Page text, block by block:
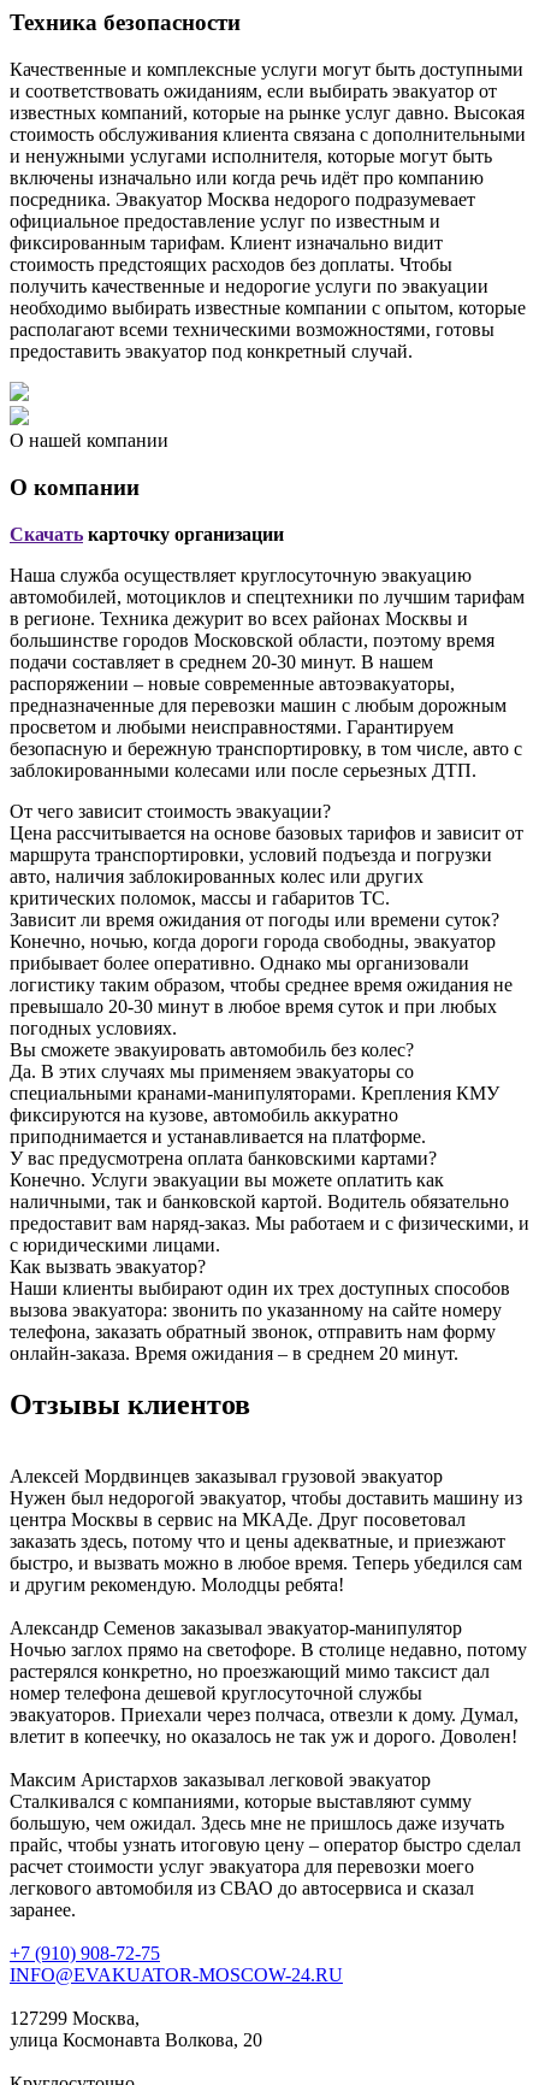
Техника безопасности
Качественные и комплексные услуги могут быть доступными
и соответствовать ожиданиям, если выбирать эвакуатор от
известных компаний, которые на рынке услуг давно. Высокая
стоимость обслуживания клиента связана с дополнительными
и ненужными услугами исполнителя, которые могут быть
включены изначально или когда речь идёт про компанию
посредника. Эвакуатор Москва недорого подразумевает
официальное предоставление услуг по известным и
фиксированным тарифам. Клиент изначально видит
стоимость предстоящих расходов без доплаты. Чтобы
получить качественные и недорогие услуги по эвакуации
необходимо выбирать известные компании с опытом, которые
располагают всеми техническими возможностями, готовы
предоставить эвакуатор под конкретный случай.
О нашей компании
О компании
Скачать карточку организации
Наша служба осуществляет круглосуточную эвакуацию
автомобилей, мотоциклов и спецтехники по лучшим тарифам
в регионе. Техника дежурит во всех районах Москвы и
большинстве городов Московской области, поэтому время
подачи составляет в среднем 20-30 минут. В нашем
распоряжении – новые современные автоэвакуаторы,
предназначенные для перевозки машин с любым дорожным
просветом и любыми неисправностями. Гарантируем
безопасную и бережную транспортировку, в том числе, авто с
заблокированными колесами или после серьезных ДТП.
От чего зависит стоимость эвакуации?
Цена рассчитывается на основе базовых тарифов и зависит от
маршрута транспортировки, условий подъезда и погрузки
авто, наличия заблокированных колес или других
критических поломок, массы и габаритов ТС.
Зависит ли время ожидания от погоды или времени суток?
Конечно, ночью, когда дороги города свободны, эвакуатор
прибывает более оперативно. Однако мы организовали
логистику таким образом, чтобы среднее время ожидания не
превышало 20-30 минут в любое время суток и при любых
погодных условиях.
Вы сможете эвакуировать автомобиль без колес?
Да. В этих случаях мы применяем эвакуаторы со
специальными кранами-манипуляторами. Крепления КМУ
фиксируются на кузове, автомобиль аккуратно
приподнимается и устанавливается на платформе.
У вас предусмотрена оплата банковскими картами?
Конечно. Услуги эвакуации вы можете оплатить как
наличными, так и банковской картой. Водитель обязательно
предоставит вам наряд-заказ. Мы работаем и с физическими, и
с юридическими лицами.
Как вызвать эвакуатор?
Наши клиенты выбирают один их трех доступных способов
вызова эвакуатора: звонить по указанному на сайте номеру
телефона, заказать обратный звонок, отправить нам форму
онлайн-заказа. Время ожидания – в среднем 20 минут.
Отзывы клиентов
Алексей Мордвинцев заказывал грузовой эвакуатор
Нужен был недорогой эвакуатор, чтобы доставить машину из
центра Москвы в сервис на МКАДе. Друг посоветовал
заказать здесь, потому что и цены адекватные, и приезжают
быстро, и вызвать можно в любое время. Теперь убедился сам
и другим рекомендую. Молодцы ребята!
Александр Семенов заказывал эвакуатор-манипулятор
Ночью заглох прямо на светофоре. В столице недавно, потому
растерялся конкретно, но проезжающий мимо таксист дал
номер телефона дешевой круглосуточной службы
эвакуаторов. Приехали через полчаса, отвезли к дому. Думал,
влетит в копеечку, но оказалось не так уж и дорого. Доволен!
Максим Аристархов заказывал легковой эвакуатор
Сталкивался с компаниями, которые выставляют сумму
большую, чем ожидал. Здесь мне не пришлось даже изучать
прайс, чтобы узнать итоговую цену – оператор быстро сделал
расчет стоимости услуг эвакуатора для перевозки моего
легкового автомобиля из СВАО до автосервиса и сказал
заранее.
+7 (910) 908-72-75
INFO@EVAKUATOR-MOSCOW-24.RU
127299 Москва,
улица Космонавта Волкова, 20